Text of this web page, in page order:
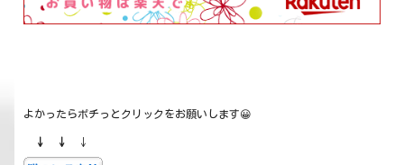
よかったらポチっとクリックをお願いします😀
↓ ↓ ↓